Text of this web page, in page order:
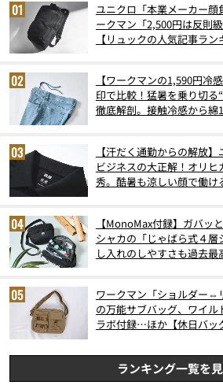
ユニクロ「本業メーカー
ークマン「2,500円は反則
【リュックの人気記事ラ
【ワークマンの1,590円冷
印で比較！猛暑を乗り切る
徹底解剖。接触冷感から綿
【汗だく通勤からの解放
ビジネスの大正解！オリ
秀。酷暑も涼しい顔で働け
【MonoMax付録】ガバッ
シャカの「じゃばら式４
し入れのしやすさも過去最
ワークマン「ショルダー⇔
の万能サブバッグ、ワイル
ラボ付録…ほか【休日バッ
ランキング一覧を